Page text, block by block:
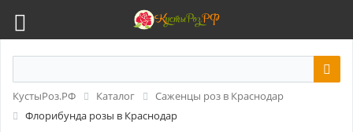
КустыРоз.РФ Каталог
Саженцы роз в Краснодар
Флорибунда розы в Краснодар